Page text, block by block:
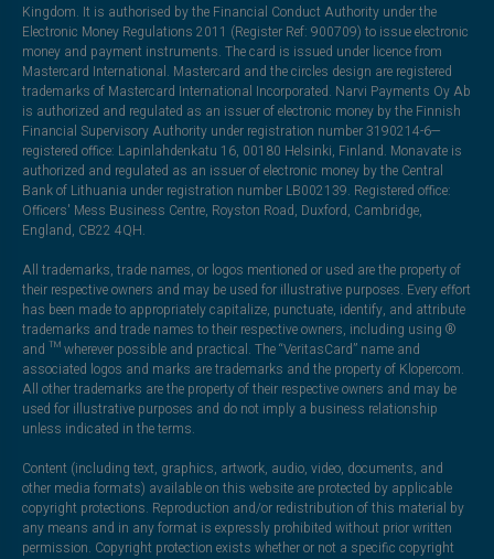
Kingdom. It is authorised by the Financial Conduct Authority under the
Electronic Money Regulations 2011 (Register Ref: 900709) to issue electronic
money and payment instruments. The card is issued under licence from
Mastercard International. Mastercard and the circles design are registered
trademarks of Mastercard International Incorporated. Narvi Payments Oy Ab
is authorized and regulated as an issuer of electronic money by the Finnish
Financial Supervisory Authority under registration number 3190214-6—
registered office: Lapinlahdenkatu 16, 00180 Helsinki, Finland. Monavate is
authorized and regulated as an issuer of electronic money by the Central
Bank of Lithuania under registration number LB002139. Registered office:
Officers' Mess Business Centre, Royston Road, Duxford, Cambridge,
England, CB22 4QH.
All trademarks, trade names, or logos mentioned or used are the property of
their respective owners and may be used for illustrative purposes. Every effort
has been made to appropriately capitalize, punctuate, identify, and attribute
trademarks and trade names to their respective owners, including using ®
and ™ wherever possible and practical. The “VeritasCard” name and
associated logos and marks are trademarks and the property of Klopercom.
All other trademarks are the property of their respective owners and may be
used for illustrative purposes and do not imply a business relationship
unless indicated in the terms.
Content (including text, graphics, artwork, audio, video, documents, and
other media formats) available on this website are protected by applicable
copyright protections. Reproduction and/or redistribution of this material by
any means and in any format is expressly prohibited without prior written
permission. Copyright protection exists whether or not a specific copyright